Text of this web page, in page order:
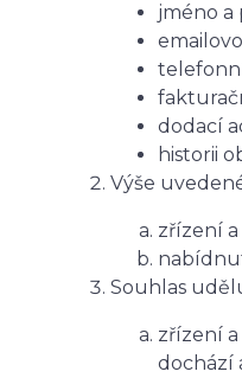
jméno a
dodací
historii
Výše
zřízení
Souhlas
zřízení
dochází